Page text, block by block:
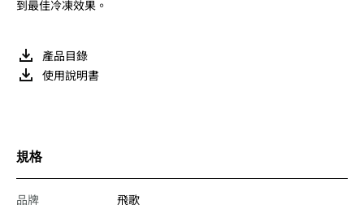
到最佳冷凍效果。
產品目錄
使用說明書
規格
品牌
飛歌